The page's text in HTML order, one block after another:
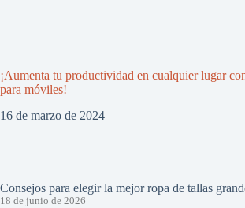
¡Aumenta tu productividad en cualquier lugar
para móviles!
16 de marzo de 2024
Consejos para elegir la mejor ropa de tallas
18 de junio de 2026